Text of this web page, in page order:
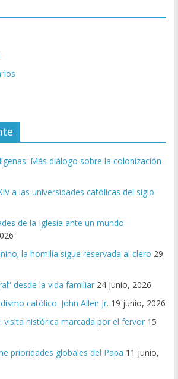
Más diálogo sobre la colonización
a las universidades católicas del siglo
de la Iglesia ante un mundo
la homilía sigue reservada al clero 29
desde la vida familiar 24 junio, 2026
católico: John Allen Jr. 19 junio, 2026
visita histórica marcada por el fervor 15
prioridades globales del Papa 11 junio,